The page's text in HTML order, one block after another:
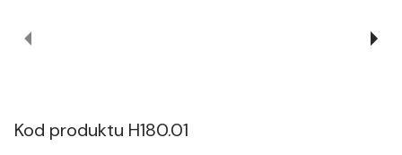
Kod produktu H180.01